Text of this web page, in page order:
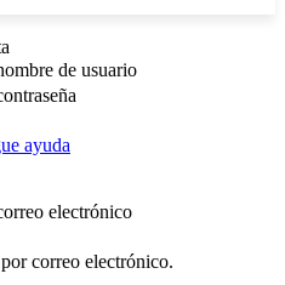
de usuario
ayuda
electrónico
correo electrónico.